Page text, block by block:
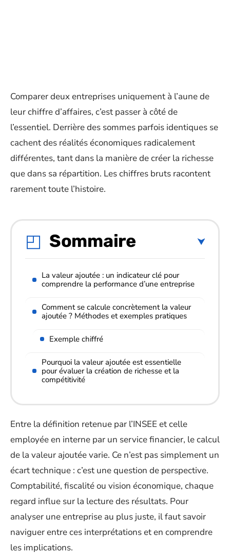
Comparer deux entreprises uniquement à l’aune de
leur chiffre d’affaires, c’est passer à côté de
l’essentiel. Derrière des sommes parfois identiques se
cachent des réalités économiques radicalement
différentes, tant dans la manière de créer la richesse
que dans sa répartition. Les chiffres bruts racontent
rarement toute l’histoire.
Sommaire
La valeur ajoutée : un indicateur clé pour
comprendre la performance d’une entreprise
Comment se calcule concrètement la valeur
ajoutée ? Méthodes et exemples pratiques
Exemple chiffré
Pourquoi la valeur ajoutée est essentielle
pour évaluer la création de richesse et la
compétitivité
Entre la définition retenue par l’INSEE et celle
employée en interne par un service financier, le calcul
de la valeur ajoutée varie. Ce n’est pas simplement un
écart technique : c’est une question de perspective.
Comptabilité, fiscalité ou vision économique, chaque
regard influe sur la lecture des résultats. Pour
analyser une entreprise au plus juste, il faut savoir
naviguer entre ces interprétations et en comprendre
les implications.